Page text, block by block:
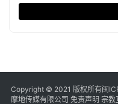
Copyright © 2021 版权所有闽
摩地传媒有限公司 免责声明 宗教